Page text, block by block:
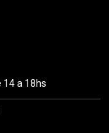
14 a 18hs